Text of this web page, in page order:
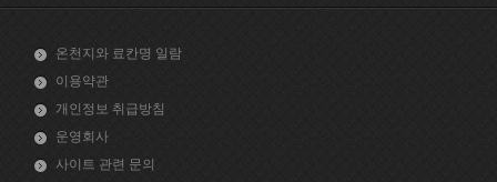
온천지와 료칸명 일람
이용약관
개인정보 취급방침
운영회사
사이트 관련 문의